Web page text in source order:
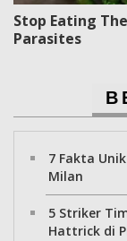
Stop Eating
Parasites
7 Fakta
Milan
5 Striker
Hattrick di